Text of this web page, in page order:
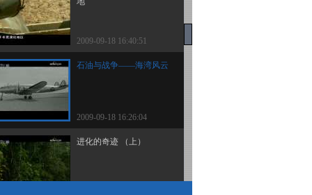
2009-09-18 16:40:51
石油与战争——海湾风云
2009-09-18 16:26:04
进化的奇迹 （上）